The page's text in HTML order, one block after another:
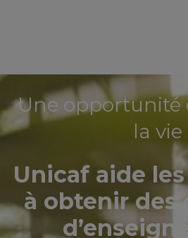
Une opportunité
la vie
Unicaf aide les
à obtenir des